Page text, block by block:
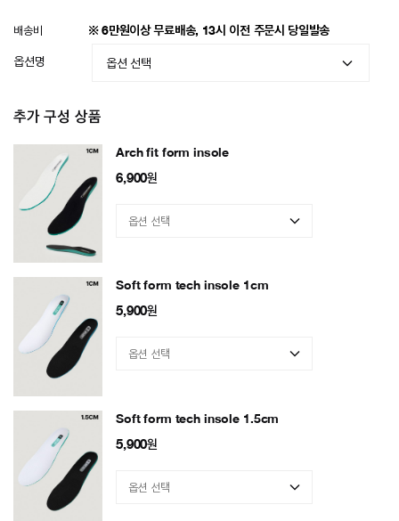
배송비 ※ 6만원이상 무료배송, 13시 이전 주문시 당일발송
옵션명
추가 구성 상품
Arch fit form insole
6,900원
Soft form tech insole 1cm
5,900원
Soft form tech insole 1.5cm
5,900원